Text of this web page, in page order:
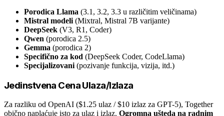
Porodica Llama (3.1, 3.2, 3.3 u različitim veličinama)
Mistral modeli (Mixtral, Mistral 7B varijante)
DeepSeek (V3, R1, Coder)
Qwen (porodica 2.5)
Gemma (porodica 2)
Specifično za kod (DeepSeek Coder, CodeLlama)
Specijalizovani (pozivanje funkcija, vizija, itd.)
Jedinstvena Cena Ulaza/Izlaza
Za razliku od OpenAI ($1.25 ulaz / $10 izlaz za GPT-5), Together
obično naplaćuje isto za ulaz i izlaz. Ogromna ušteda na radnim